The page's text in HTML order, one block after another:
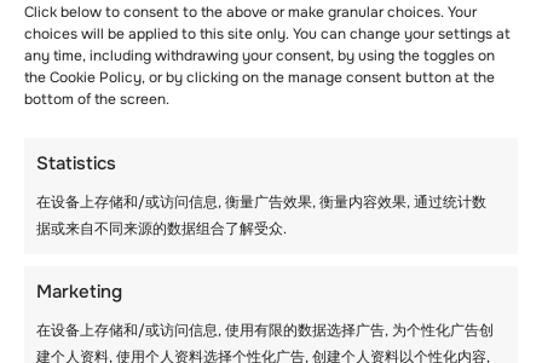
Click below to consent to the above or make granular choices. Your
choices will be applied to this site only. You can change your settings at
any time, including withdrawing your consent, by using the toggles on
the Cookie Policy, or by clicking on the manage consent button at the
bottom of the screen.
Statistics
在设备上存储和/或访问信息, 衡量广告效果, 衡量内容效果, 通过统计数
据或来自不同来源的数据组合了解受众.
Marketing
在设备上存储和/或访问信息, 使用有限的数据选择广告, 为个性化广告创
建个人资料, 使用个人资料选择个性化广告, 创建个人资料以个性化内容,